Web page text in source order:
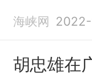
海峡网
胡忠雄在